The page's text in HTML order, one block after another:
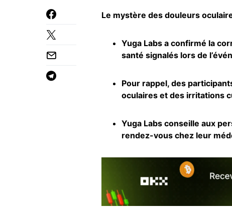
Le mystère des douleurs
Yuga Labs a confirmé la
santé signalés lors de
Pour rappel, des
oculaires et des irritations
Yuga Labs conseille aux
rendez-vous chez leur